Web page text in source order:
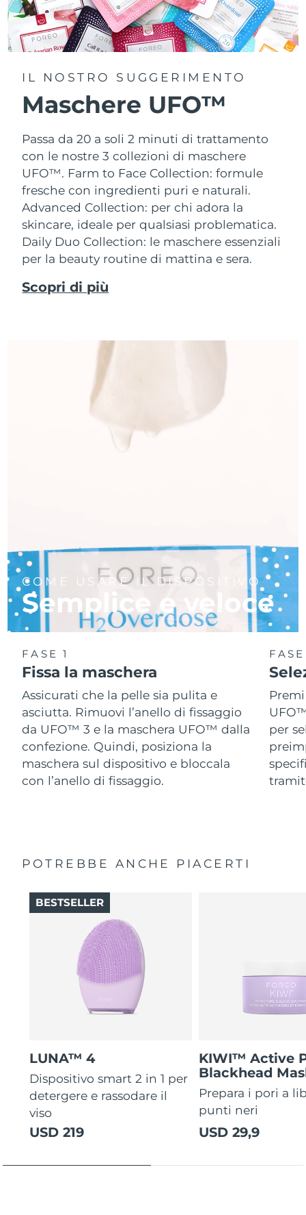
IL NOSTRO SUGGERIMENTO
Maschere UFO™
Passa da 20 a soli 2 minuti di trattamento
con le nostre 3 collezioni di maschere
UFO™. Farm to Face Collection: formule
fresche con ingredienti puri e naturali.
Advanced Collection: per chi adora la
skincare, ideale per qualsiasi problematica.
Daily Duo Collection: le maschere essenziali
per la beauty routine di mattina e sera.
Scopri di più
COME USARE IL DISPOSITIVO
Semplice e veloce
FASE 1
Fissa la maschera
Assicurati che la pelle sia pulita e
asciutta. Rimuovi l’anello di fissaggio
da UFO™ 3 e la maschera UFO™ dalla
confezione. Quindi, posiziona la
maschera sul dispositivo e bloccala
con l’anello di fissaggio.
per
POTREBBE ANCHE PIACERTI
LUNA™ 4
Dispositivo smart 2 in 1 per
detergere e rassodare il
viso
USD 219
BESTSELLER
KIWI™ Active
Blackhead
Prepara i pori a
punti neri
USD 29,9